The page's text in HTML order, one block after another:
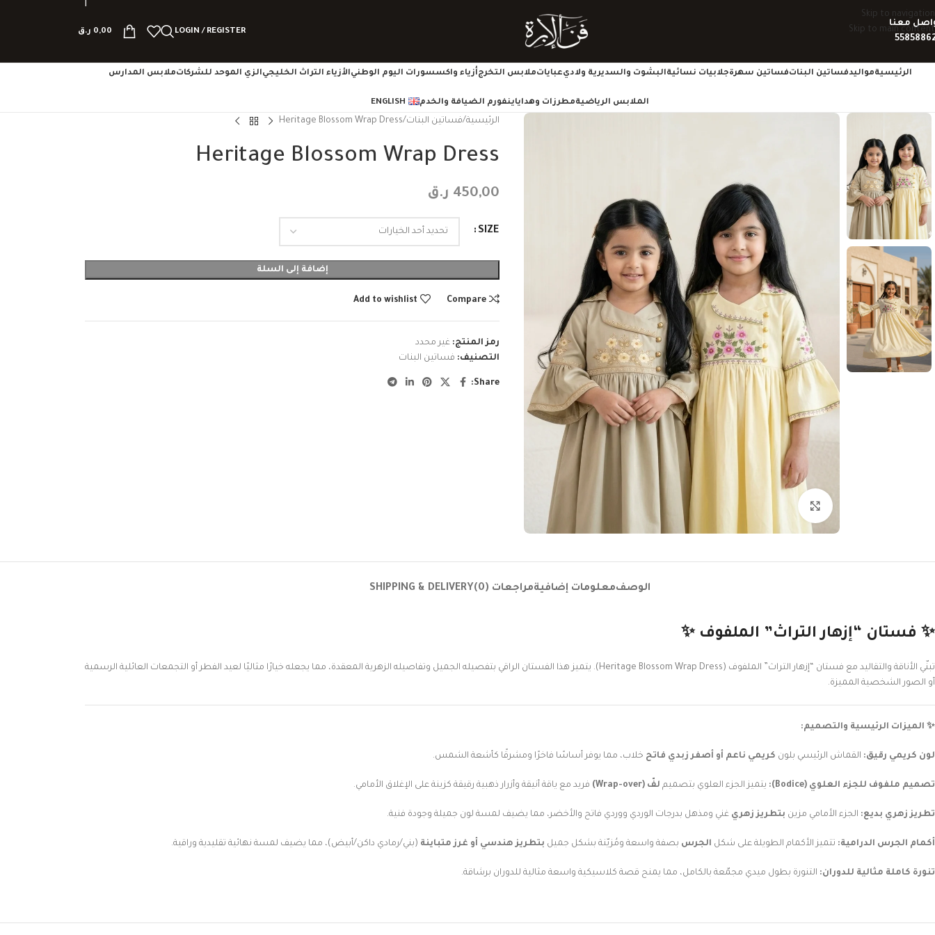
Skip to navigation
Skip to main content
معنا
LOGIN / REGISTER
0,00 ر.ق
الرئيسيةمواليدفساتين البناتفساتين سهرةجلابيات نسائيةالبشوت والسديرية ولاديعباياتملابس التخرجأزياء واكسسورات اليوم الوطنيالأزياء التراث الخليجيالزي الموحد للشركاتملابس المدارس
الملابس الرياضيةمطرزات وهداياينفورم الضيافة والخدم ENGLISH
الرئيسية فساتين البنات Heritage Blossom Wrap Dress
Heritage Blossom Wrap Dress
450,00 ر.ق
SIZE
إضافة إلى السلة
Compare
Add to wishlist
رمز المنتج: غير محدد
التصنيف: فساتين البنات
Share:
الوصفمعلومات إضافيةمراجعات (0) SHIPPING & DELIVERY
✨ فستان “إزهار التراث” الملفوف ✨
تبنّي الأناقة والتقاليد مع فستان “إزهار التراث” الملفوف (Heritage Blossom Wrap Dress).
يتميز هذا الفستان الراقي بتفصيله الجميل وتفاصيله الزهرية المعقدة، مما يجعله خيارًا مثاليًا لعيد الفطر أو التجمعات العائلية الرسمية
أو الصور الشخصية المميزة.
✨ الميزات الرئيسية والتصميم:
لون كريمي رقيق: القماش الرئيسي بلون كريمي ناعم أو أصفر زبدي فاتح خلاب، مما يوفر أساسًا فاخرًا ومشرقًا كأشعة الشمس.
تصميم ملفوف للجزء العلوي (Bodice): يتميز الجزء العلوي بتصميم لفّ (Wrap-over) فريد مع ياقة أنيقة وأزرار ذهبية رقيقة كزينة على الإغلاق الأمامي.
تطريز زهري بديع: الجزء الأمامي مزين بتطريز زهري غني ومذهل بدرجات الوردي ووردي فاتح والأخضر، مما يضيف لمسة لون جميلة وجودة فنية.
أكمام الجرس الدرامية: تتميز الأكمام الطويلة على شكل الجرس بصفة واسعة ومُزيّنة بشكل جميل بتطريز هندسي أو غرز متباينة (بني/رمادي داكن/أبيض)، مما يضيف لمسة نهائية تقليدية وراقية.
تنورة كاملة مثالية للدوران: التنورة بطول ميدي مجمّعة بالكامل، مما يمنح قصة كلاسيكية واسعة مثالية للدوران برشاقة.